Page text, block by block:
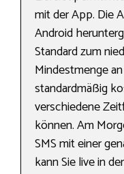
mit der App. Die
Android
Standard zum
Mindestmenge
standardmäßig
verschiedene
können. Am
SMS mit einer
kann Sie live in